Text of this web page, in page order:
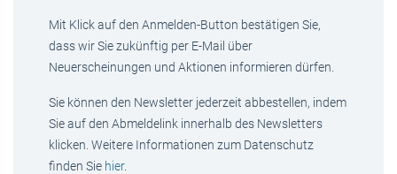
Mit Klick auf den Anmelden-Button bestätigen Sie,
dass wir Sie zukünftig per E-Mail über
Neuerscheinungen und Aktionen informieren dürfen.
Sie können den Newsletter jederzeit abbestellen, indem
Sie auf den Abmeldelink innerhalb des Newsletters
klicken. Weitere Informationen zum Datenschutz
finden Sie hier.